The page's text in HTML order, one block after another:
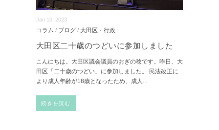
Jan 10, 2023
コラム / ブログ / 大田区・行政
大田区二十歳のつどいに参加しました
こんにちは。大田区議会議員のおぎの稔です。昨日、大
田区「二十歳のつどい」に参加しました。 民法改正に
より成人年齢が18歳となったため、成人
続きを読む